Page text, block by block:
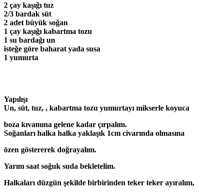
2 çay kaşığı tuz
2/3 bardak süt
2 adet büyük soğan
1 çay kaşığı kabartma tozu
1 su bardağı un
isteğe göre baharat yada susa
1 yumurta
Yapılışı
Un, süt, tuz, , kabartma tozu yumurtayı mikserle koyuca
boza kıvamına gelene kadar çırpalım.
Soğanları halka halka yaklaşık 1cm civarında olmasına
özen göstererek doğrayalım.
Yarım saat soğuk suda bekletelim.
Halkaları düzgün şekilde birbirinden teker teker ayıralım,